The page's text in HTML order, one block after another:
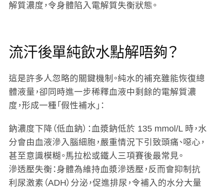
解質濃度，令身體陷入電解質失衡狀態。
流汗後單純飲水點解唔夠？
這是許多人忽略的關鍵機制。純水的補充雖能恢復總
體液量，卻同時進一步稀釋血液中剩餘的電解質濃
度，形成一種「假性補水」：
鈉濃度下降（低血鈉） ：血漿鈉低於 135 mmol/L 時，水
分會由血液滲入腦細胞，嚴重情況下引致頭痛、噁心，
甚至意識模糊。馬拉松或鐵人三項賽後最常見。
滲透壓失衡 ：身體為維持血漿滲透壓，反而會抑制抗
利尿激素（ADH）分泌，促進排尿，令補入的水分大量